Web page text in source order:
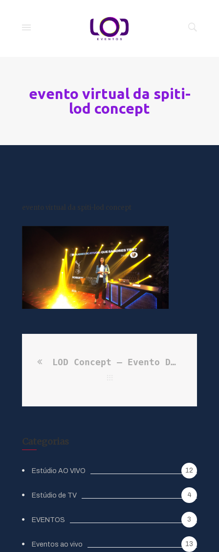
evento virtual da spiti-
lod concept
evento virtual da spiti-lod concept
LOD Concept – Evento Digital Spiti – HIIT 4.0
Categorias
Estúdio AO VIVO 12
Estúdio de TV 4
EVENTOS 3
Eventos ao vivo 13